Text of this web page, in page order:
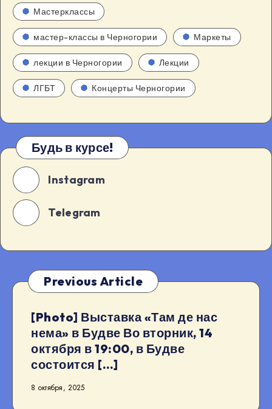
Мастерклассы
мастер-классы в Черногории Маркеты
лекции в Черногории Лекции
ЛГБТ Концерты Черногории
Будь в курсе!
Instagram
Telegram
Previous Article
[Photo] Выставка «Там де нас
нема» в Будве Во вторник, 14
октября в 19:00, в Будве
состоится […]
8 октября, 2025